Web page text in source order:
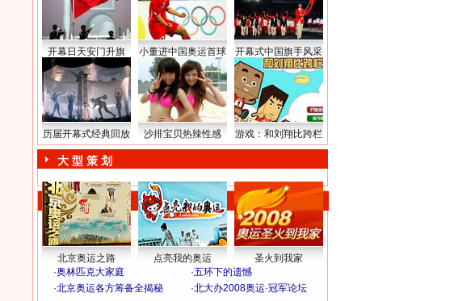
开幕日天安门升旗 小董进中国奥运首球 开幕式中国旗手风采
历届开幕式经典回放 沙排宝贝热辣性感 游戏：和刘翔比跨栏
大 型 策 划
北京奥运之路 点亮我的奥运
圣火到我家
·奥林匹克大家庭 ·五环下的遗憾
·北京奥运各方筹备全揭秘 ·北大办2008奥运·冠军论坛